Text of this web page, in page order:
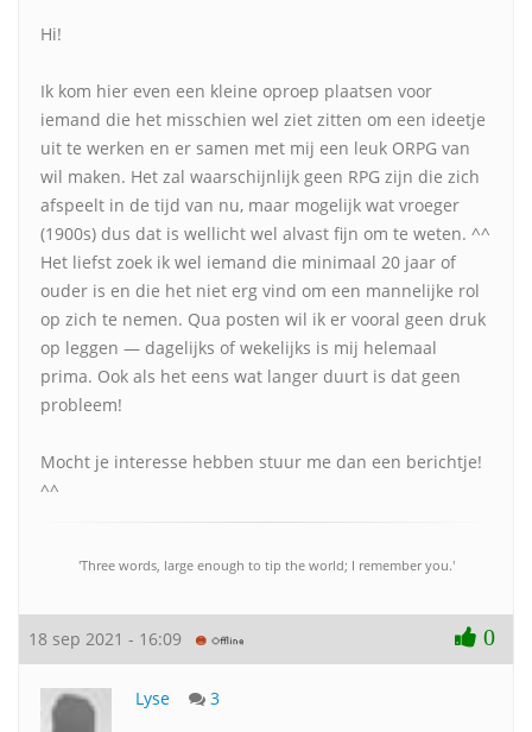
Hi!
Ik kom hier even een kleine oproep plaatsen voor
iemand die het misschien wel ziet zitten om een ideetje
uit te werken en er samen met mij een leuk ORPG van
wil maken. Het zal waarschijnlijk geen RPG zijn die zich
afspeelt in de tijd van nu, maar mogelijk wat vroeger
(1900s) dus dat is wellicht wel alvast fijn om te weten. ^^
Het liefst zoek ik wel iemand die minimaal 20 jaar of
ouder is en die het niet erg vind om een mannelijke rol
op zich te nemen. Qua posten wil ik er vooral geen druk
op leggen — dagelijks of wekelijks is mij helemaal
prima. Ook als het eens wat langer duurt is dat geen
probleem!
Mocht je interesse hebben stuur me dan een berichtje!
^^
'Three words, large enough to tip the world; I remember you.'
18 sep 2021 - 16:09 0
Lyse 3